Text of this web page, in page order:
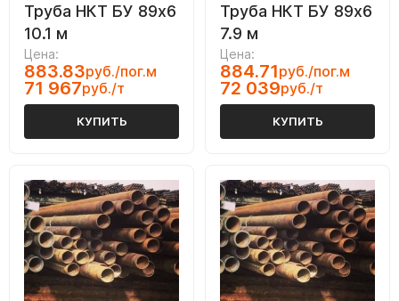
Труба НКТ БУ 89х6
10.1 м
Цена:
883.83руб./пог.м
71 967руб./т
КУПИТЬ
Труба НКТ БУ 89х6
7.9 м
Цена:
884.71руб./пог.м
72 039руб./т
КУПИТЬ